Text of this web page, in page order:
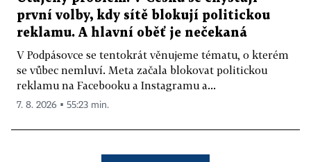
první volby, kdy sítě blokují politickou
reklamu. A hlavní oběť je nečekaná
V Podpásovce se tentokrát věnujeme tématu, o kterém
se vůbec nemluví. Meta začala blokovat politickou
reklamu na Facebooku a Instagramu a...
7. 8. 2026 ▪ 55:23 min.